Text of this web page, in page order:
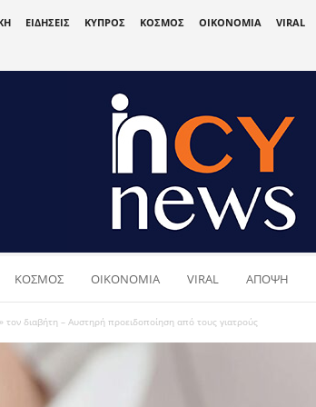
ΕΙΔΗΣΕΙΣ ΚΥΠΡΟΣ ΚΟΣΜΟΣ ΟΙΚΟΝΟΜΙΑ VIRAL
ΚΟΣΜΟΣ ΟΙΚΟΝΟΜΙΑ VIRAL ΑΠΟΨΗ
τον διαβήτη – Αυστηρή προειδοποίηση από τους γιατρούς